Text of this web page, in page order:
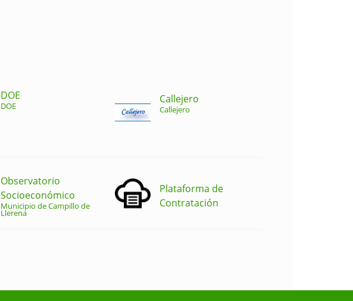
DOE
DOE
Callejero
Callejero
Observatorio
Socioeconómico
Municipio de Campillo de
Llerena
Plataforma de
Contratación